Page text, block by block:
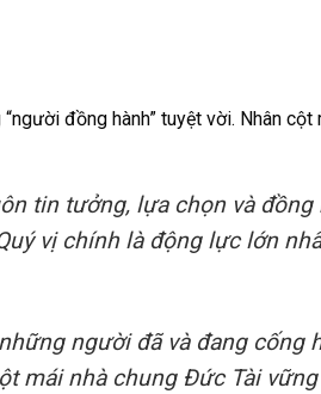
đồng hành” tuyệt vời. Nhân cột
tin tưởng, lựa chọn và
vị chính là động lực lớn
người đã và đang cống
mái nhà chung Đức Tài